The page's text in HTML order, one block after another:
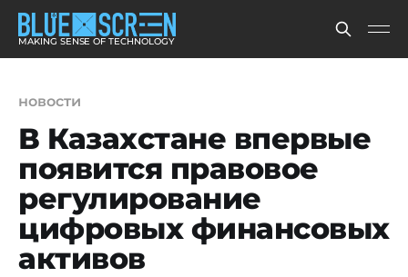
MAKING SENSE OF TECHNOLOGY
новости
В Казахстане впервые
появится правовое
регулирование
цифровых финансовых
активов